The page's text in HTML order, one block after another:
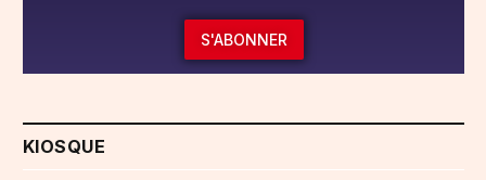
S'ABONNER
KIOSQUE